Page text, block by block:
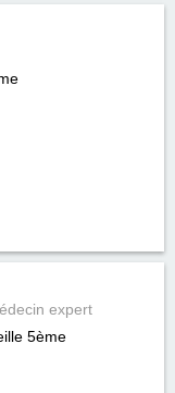
expert
5ème